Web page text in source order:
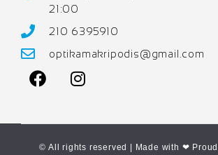
21:00
210 6395910
optikamakripodis@gmail.com
© All rights reserved | Made with ❤